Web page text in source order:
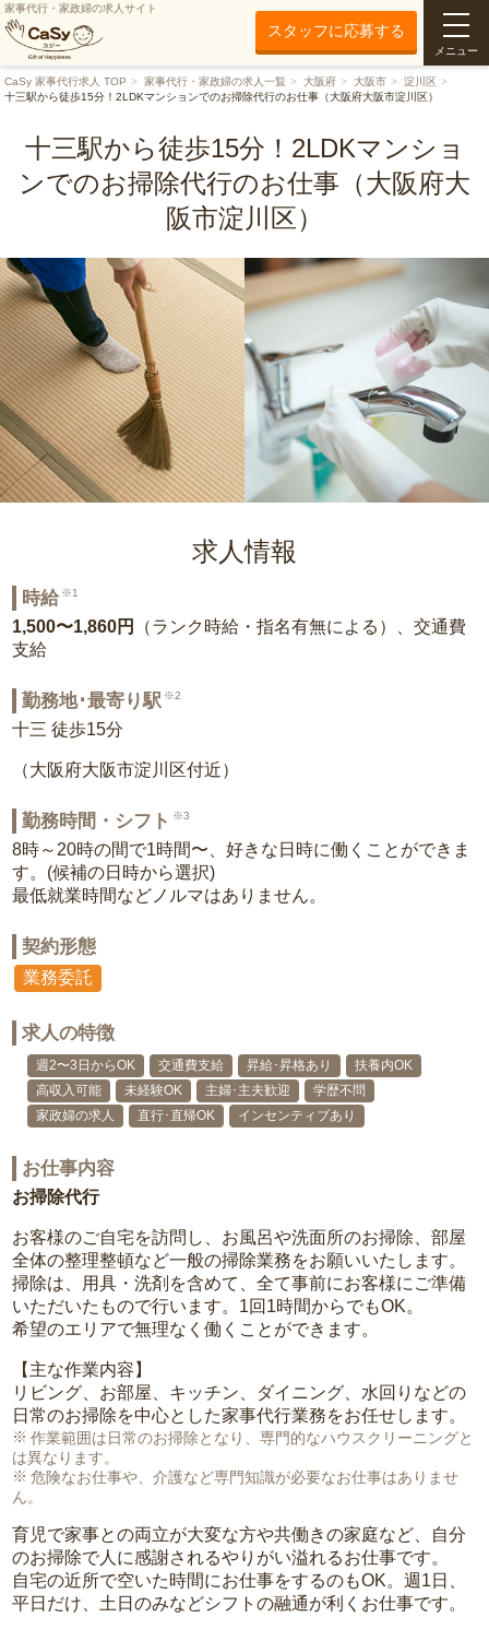
家事代行・家政婦の求人サイト
スタッフに応募する
メニュー
CaSy 家事代行求人 TOP 家事代行・家政婦の求人一覧 大阪府 大阪市
淀川区
十三駅から徒歩15分！2LDKマンションでのお掃除代行のお仕事（大阪府大阪市淀川区）
十三駅から徒歩15分！2LDKマンショ
ンでのお掃除代行のお仕事（大阪府大
阪市淀川区）
求人情報
時給 ※1
1,500〜1,860円
（ランク時給・指名有無による）、交通費
支給
勤務地･最寄り駅 ※2
十三 徒歩15分
（大阪府大阪市淀川区付近）
勤務時間・シフト ※3
8時～20時の間で1時間〜、好きな日時に働くことができま
す。(候補の日時から選択)
最低就業時間などノルマはありません。
契約形態
業務委託
求人の特徴
週2〜3日からOK 交通費支給 昇給･昇格あり
扶養内OK
高収入可能
未経験OK 主婦･主夫歓迎
学歴不問
家政婦の求人
直行･直帰OK インセンティブあり
お仕事内容
お掃除代行
お客様のご自宅を訪問し、お風呂や洗面所のお掃除、部屋
全体の整理整頓など一般の掃除業務をお願いいたします。
掃除は、用具・洗剤を含めて、全て事前にお客様にご準備
いただいたもので行います。1回1時間からでもOK。
希望のエリアで無理なく働くことができます。
【主な作業内容】
リビング、お部屋、キッチン、ダイニング、水回りなどの
日常のお掃除を中心とした家事代行業務をお任せします。
作業範囲は日常のお掃除となり、専門的なハウスクリーニングと
は異なります。
危険なお仕事や、介護など専門知識が必要なお仕事はありませ
ん。
育児で家事との両立が大変な方や共働きの家庭など、自分
のお掃除で人に感謝されるやりがい溢れるお仕事です。
自宅の近所で空いた時間にお仕事をするのもOK。週1日、
平日だけ、土日のみなどシフトの融通が利くお仕事です。